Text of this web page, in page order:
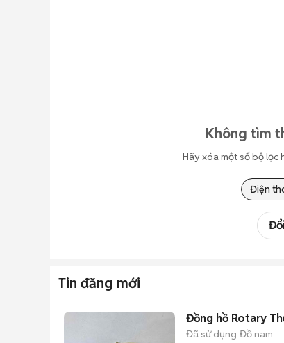
Không tìm
Hãy xóa một số bộ lọc
Điện
Tin đăng mới
Đồng hồ Rotary
Đã sử dụng Đồ nam